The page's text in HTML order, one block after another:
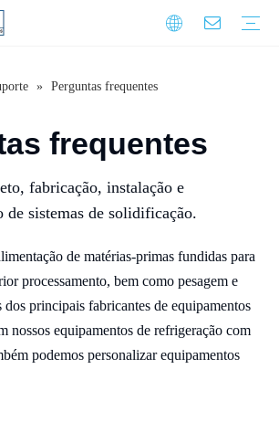
» Perguntas frequentes
frequentes
fabricação, instalação e
de sistemas de solidificação.
de matérias-primas fundidas para
processamento, bem como pesagem e
principais fabricantes de equipamentos
nossos equipamentos de refrigeração com
podemos personalizar equipamentos